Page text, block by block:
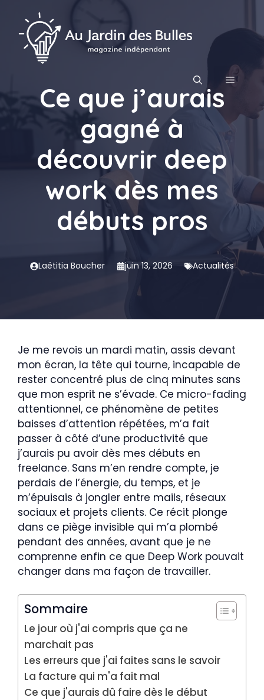
contenu
MENU
Ce que j’aurais
gagné à
découvrir deep
work dès mes
débuts pros
Laëtitia Boucher juin 13, 2026 Actualités
Je me revois un mardi matin, assis devant
mon écran, la tête qui tourne, incapable de
rester concentré plus de cinq minutes sans
que mon esprit ne s’évade. Ce micro-fading
attentionnel, ce phénomène de petites
baisses d’attention répétées, m’a fait
passer à côté d’une productivité que
j’aurais pu avoir dès mes débuts en
freelance. Sans m’en rendre compte, je
perdais de l’énergie, du temps, et je
m’épuisais à jongler entre mails, réseaux
sociaux et projets clients. Ce récit plonge
dans ce piège invisible qui m’a plombé
pendant des années, avant que je ne
comprenne enfin ce que Deep Work pouvait
changer dans ma façon de travailler.
Sommaire
Le jour où j'ai compris que ça ne
marchait pas
Les erreurs que j'ai faites sans le savoir
La facture qui m'a fait mal
Ce que j'aurais dû faire dès le début